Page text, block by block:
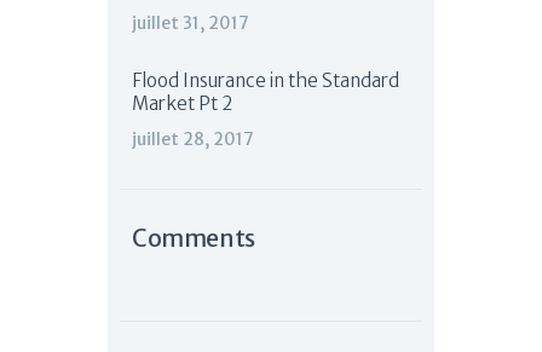
juillet 31, 2017
Flood Insurance in the Standard
Market Pt 2
juillet 28, 2017
Comments